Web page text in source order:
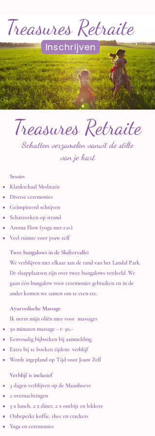
Treasures Retraite
Inschrijven
Treasures Retraite
Schatten verzamelen vanuit de stilte
van je hart
Sessies
​Klankschaal Meditatie
Diverse ceremonies
Geïnspireerd schrijven
Schatzoeken op strand
Aroma Flow (yoga met e.o.)
Veel ruimte voor jouw zelf
Twee bungalows in de Sluftervallei
We verblijven met elkaar aan de rand van het Landal Park.
De slaapplaatsen zijn over twee bungalows verdeeld. We
gaan één bungalow voor ceremonies gebruiken en in de
ander komen we samen om te eten etc.
Ayurvedische Massage
​Ik neem mijn oliën mee voor massages
30 minuten massage - € 30,-
Eenvoudig bijboeken bij aanmelding
Extra bij te boeken tijdens verblijf
Wordt ingepland op Tijd voor Jouw Zelf
Verblijf is inclusief
​3 dagen verblijven op de Maanhoeve
2 overnachtingen
3 x lunch, 2 x diner, 2 x ontbijt en lekkers
Onbeperkt koffie, thee en crackers
Yoga en ceremonies